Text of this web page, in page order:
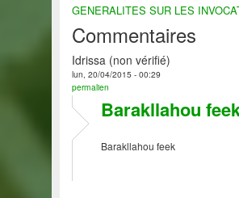
GENERALITES SUR LES
Commentaires
Idrissa (non vérifié)
lun, 20/04/2015 - 00:29
permalien
Barakllahou
Barakllahou feek